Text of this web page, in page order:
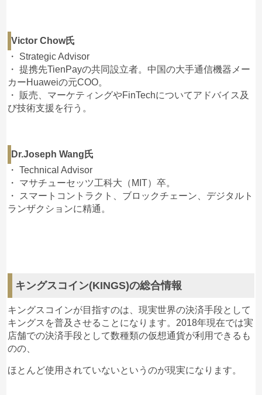
使えるポイント交換所作るったの？？笑
指してたんじゃないの？？
相変わらず１キングス＝0.015円くらいだし、もう
コインは捨ててポイント交換所で勝負するんかなー
1
http://www.gpx.co.jp/
これが、キングスコインの次の戦略で、ラカラとの
合併会社だと言われれいます、住所まで見に行った
ら、キングスの看板でした。ラカラの代理店も
無しです。
匿名 キングスコイン(KINGS)への投稿
もう無理だろ。
Victor Chow氏
・ Strategic Advisor
・ 提携先TienPayの共同設立者。中国の大手通信機器メー
カーHuaweiの元COO。
・ 販売、マーケティングやFinTechについてアドバイス及
び技術支援を行う。
Dr.Joseph Wang氏
・ Technical Advisor
・ マサチューセッツ工科大（MIT）卒。
・ スマートコントラクト、ブロックチェーン、デジタルト
ランザクションに精通。
キングスコイン(KINGS)の総合情報
キングスコインが目指すのは、現実世界の決済手段として
キングスを普及させることになります。2018年現在では実
店舗での決済手段として数種類の仮想通貨が利用できるも
のの、
ほとんど使用されていないというのが現実になります。